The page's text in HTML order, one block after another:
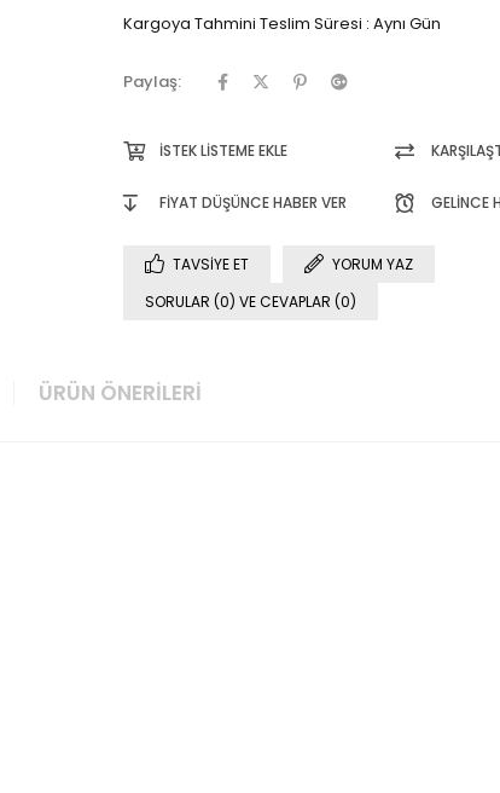
Kargoya Tahmini Teslim Süresi : Aynı Gün
Paylaş:
İSTEK LISTEME EKLE
FIYAT DÜŞÜNCE HABER VER GELINCE
TAVSIYE ET
YORUM YAZ
SORULAR (0) VE CEVAPLAR (0)
ÜRÜN ÖNERILERI